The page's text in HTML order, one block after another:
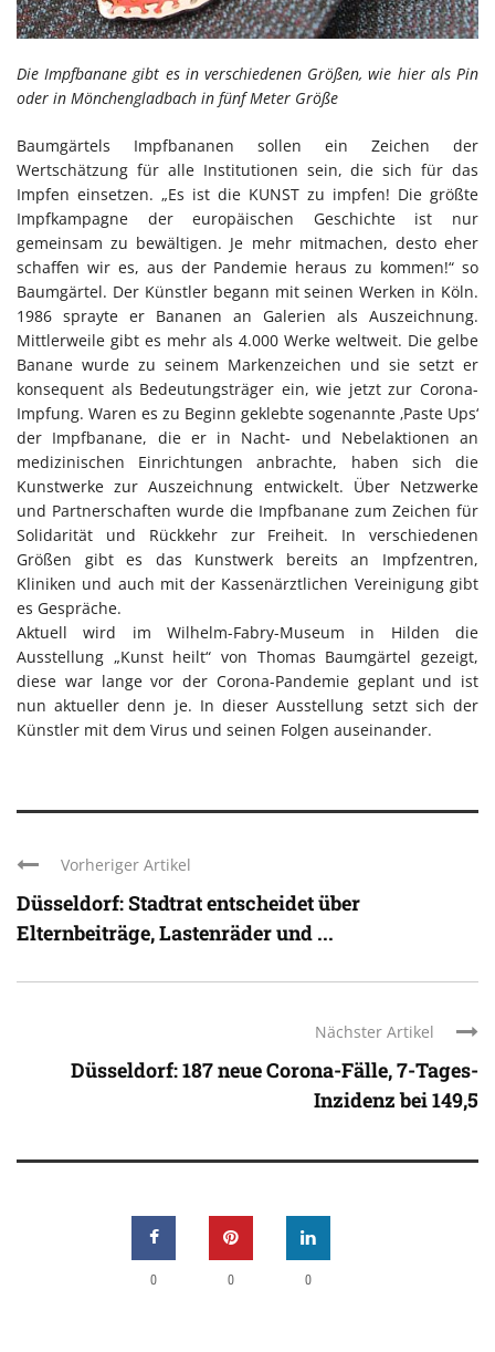
Die Impfbanane gibt es in verschiedenen Größen, wie hier als Pin
oder in Mönchengladbach in fünf Meter Größe
Baumgärtels Impfbananen sollen ein Zeichen der
Wertschätzung für alle Institutionen sein, die sich für das
Impfen einsetzen. „Es ist die KUNST zu impfen! Die größte
Impfkampagne der europäischen Geschichte ist nur
gemeinsam zu bewältigen. Je mehr mitmachen, desto eher
schaffen wir es, aus der Pandemie heraus zu kommen!“ so
Baumgärtel. Der Künstler begann mit seinen Werken in Köln.
1986 sprayte er Bananen an Galerien als Auszeichnung.
Mittlerweile gibt es mehr als 4.000 Werke weltweit. Die gelbe
Banane wurde zu seinem Markenzeichen und sie setzt er
konsequent als Bedeutungsträger ein, wie jetzt zur Corona-
Impfung. Waren es zu Beginn geklebte sogenannte ‚Paste Ups‘
der Impfbanane, die er in Nacht- und Nebelaktionen an
medizinischen Einrichtungen anbrachte, haben sich die
Kunstwerke zur Auszeichnung entwickelt. Über Netzwerke
und Partnerschaften wurde die Impfbanane zum Zeichen für
Solidarität und Rückkehr zur Freiheit. In verschiedenen
Größen gibt es das Kunstwerk bereits an Impfzentren,
Kliniken und auch mit der Kassenärztlichen Vereinigung gibt
es Gespräche.
Aktuell wird im Wilhelm-Fabry-Museum in Hilden die
Ausstellung „Kunst heilt“ von Thomas Baumgärtel gezeigt,
diese war lange vor der Corona-Pandemie geplant und ist
nun aktueller denn je. In dieser Ausstellung setzt sich der
Künstler mit dem Virus und seinen Folgen auseinander.
Vorheriger Artikel
Düsseldorf: Stadtrat entscheidet über
Elternbeiträge, Lastenräder und ...
Nächster Artikel
Düsseldorf: 187 neue Corona-Fälle, 7-Tages-
Inzidenz bei 149,5
0 0 0